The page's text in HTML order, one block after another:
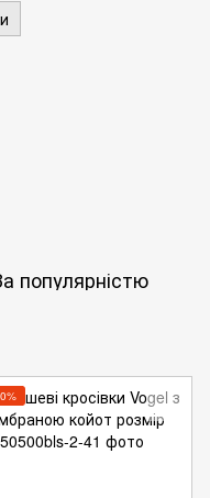
популярністю